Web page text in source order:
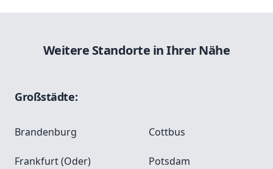
Weitere Standorte in Ihrer Nähe
Großstädte:
Brandenburg Cottbus
Frankfurt (Oder) Potsdam